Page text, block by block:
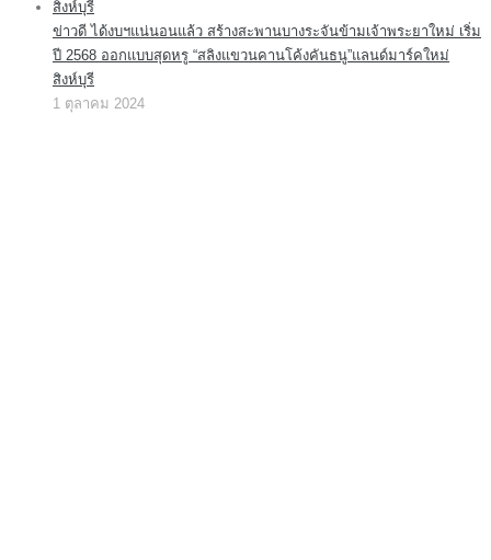
ข่าวดี ได้งบฯแน่นอนแล้ว สร้างสะพานบางระจันข้ามเจ้าพระยาใหม่ เริ่ม
ปี 2568 ออกแบบสุดหรู “สลิงแขวนคานโค้งคันธนู”แลนด์มาร์คใหม่
สิงห์บุรี
1 ตุลาคม 2024